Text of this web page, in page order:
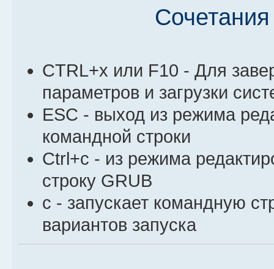
CTRL+x или F10 - Для
параметров и загрузки
ESC - выход из режима
командной строки
Ctrl+с - из режима
строку GRUB
c - запускает командную
вариантов запуска